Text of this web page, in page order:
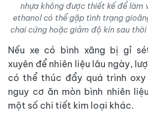
nhựa không được thiết kế để làm
ethanol có thể gặp tình trạng
chai cứng hoặc giảm độ kín sau thời
Nếu xe có bình xăng bị gỉ
xuyên để nhiên liệu lâu ngày,
có thể thúc đẩy quá trình
nguy cơ ăn mòn bình nhiên
một số chi tiết kim loại khác.